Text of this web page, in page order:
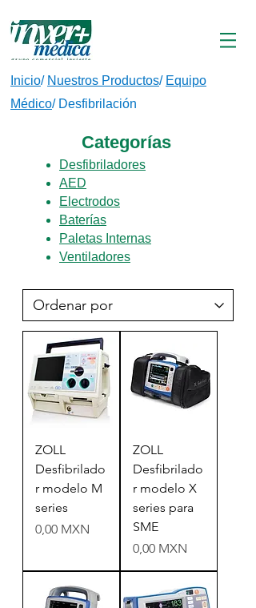
Inicio/ Nuestros Productos/ Equipo
Médico/ Desfibrilación
Categorías
Desfibriladores
AED
Electrodos
Baterías
Paletas Internas
Ventiladores
ZOLL
Desfibrilado
r modelo M
series
Precio
0,00 MXN
ZOLL
Desfibrilado
r modelo X
series para
SME
Precio
0,00 MXN